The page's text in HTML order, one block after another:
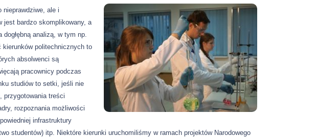
nieprawdziwe, ale i
jest bardzo skomplikowany, a
analizą, w tym np.
politechnicznych to
absolwenci są
pracownicy podczas
studiów to setki, jeśli nie
przygotowania treści
rozpoznania możliwości
infrastruktury
studentów) itp. Niektóre kierunki uruchomiliśmy w ramach projektów Narodowego